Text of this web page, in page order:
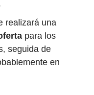
realizará una
para los
seguida de
en